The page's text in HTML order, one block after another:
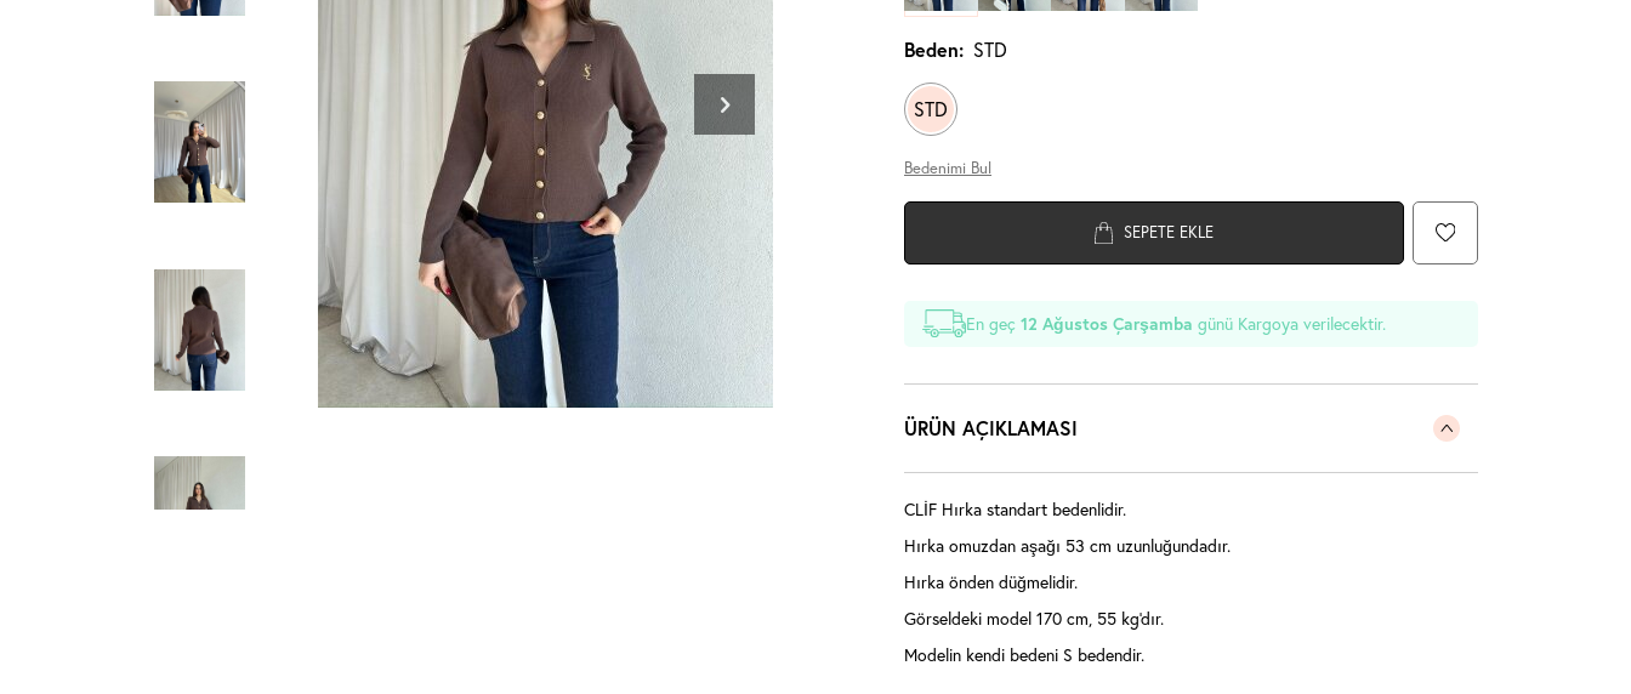
Beden: STD
STD
Bedenimi Bul
SEPETE EKLE
En geç12 Ağustos Çarşamba günü Kargoya verilecektir.
ÜRÜN AÇIKLAMASI
CLİF Hırka standart bedenlidir.
Hırka omuzdan aşağı 53 cm uzunluğundadır.
Hırka önden düğmelidir.
Görseldeki model 170 cm, 55 kg'dır.
Modelin kendi bedeni S bedendir.